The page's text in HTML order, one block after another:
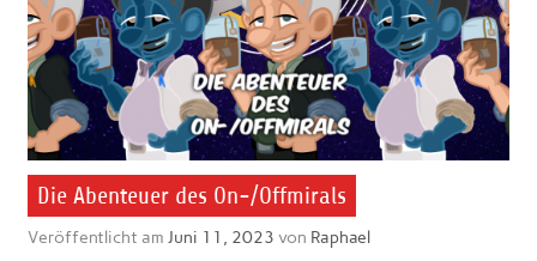
Die Abenteuer des On-/Offmirals
Veröffentlicht am Juni 11, 2023 von Raphael